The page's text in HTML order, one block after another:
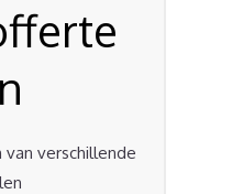
van verschillende